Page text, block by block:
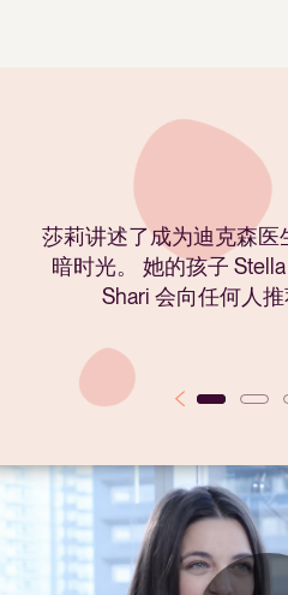
莎莉讲述了成为迪克森
暗时光。 她的孩子
Shari 会向任何人推
这位妈妈讲述了她 10
程，并最终生下了两个孩
生和她非凡
这位满怀感激之情的母亲
从未放弃过她，并解释了
合适的医生